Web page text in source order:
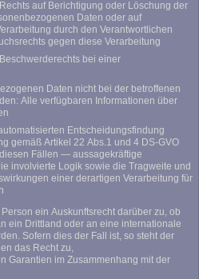
auf Berichtigung oder Löschung der
Daten oder auf
durch den Verantwortlichen
gegen diese Verarbeitung
bei einer
Daten nicht bei der betroffenen
Alle verfügbaren Informationen über
Entscheidungsfindung
gemäß Artikel 22 Abs.1 und 4 DS-GVO
Fällen — aussagekräftige
involvierte Logik sowie die Tragweite und
Verarbeitung für
ein Auskunftsrecht darüber zu, ob
ein Drittland oder an eine internationale
Sofern dies der Fall ist, so steht der
das Recht zu,
Garantien im Zusammenhang mit der